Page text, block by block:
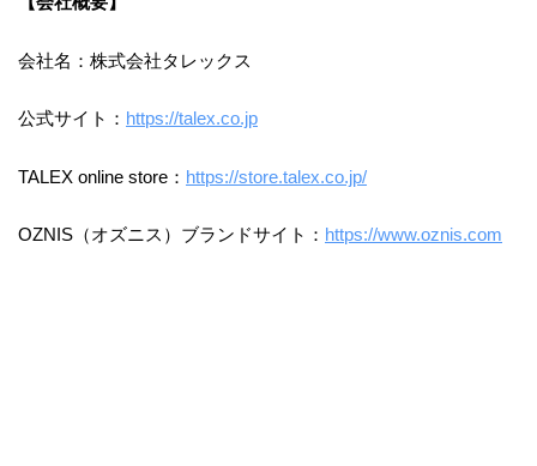
会社名：株式会社タレックス
公式サイト： https://talex.co.jp
TALEX online store： https://store.talex.co.jp/
OZNIS（オズニス）ブランドサイト： https://www.oznis.com